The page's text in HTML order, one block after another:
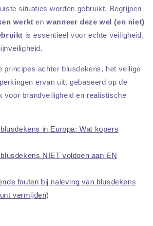
situaties worden gebruikt. Begrijpen
werkt enwanneer deze wel (en niet)
is essentieel voor echte veiligheid,
principes achter blusdekens, het veilige
ervan uit, gebaseerd op de
voor brandveiligheid en realistische
in Europa: Wat kopers
NIET voldoen aan EN
fouten bij naleving van blusdekens
vermijden)